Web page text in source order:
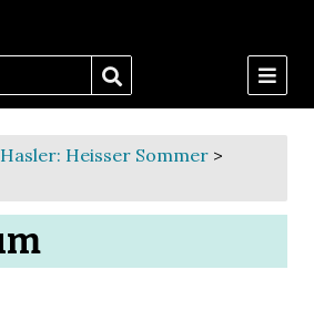
Heisser Sommer >